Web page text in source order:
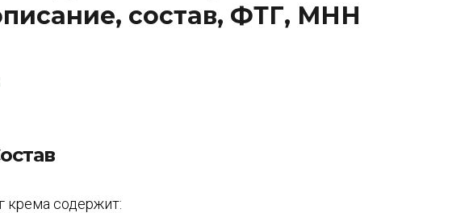
состав, ФТГ, МНН
крема содержит: